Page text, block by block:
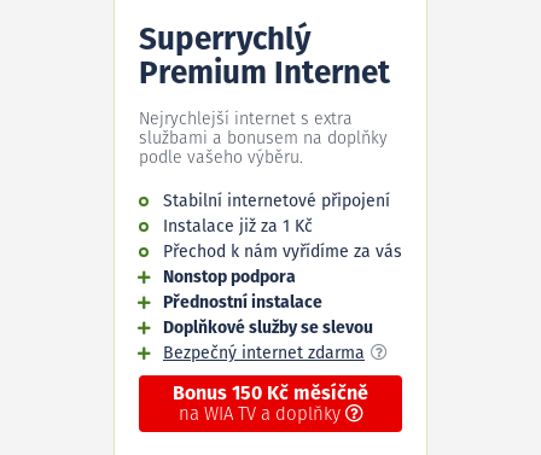
Superrychlý
Premium Internet
Nejrychlejší internet s extra
službami a bonusem na doplňky
podle vašeho výběru.
Stabilní internetové připojení
Instalace již za 1 Kč
Přechod k nám vyřídíme za vás
Nonstop podpora
Přednostní instalace
Doplňkové služby se slevou
Bezpečný internet zdarma
Bonus 150 Kč měsíčně
na WIA TV a doplňky